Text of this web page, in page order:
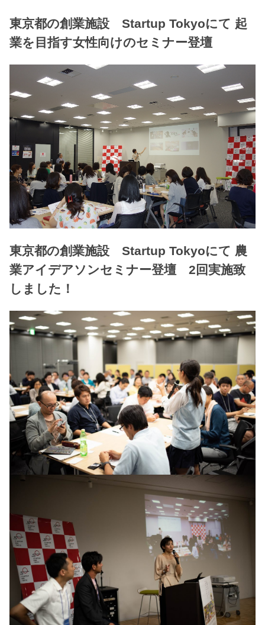
東京都の創業施設 Startup Tokyoにて 起
業を目指す女性向けのセミナー登壇
東京都の創業施設 Startup Tokyoにて 農
業アイデアソンセミナー登壇 2回実施致
しました！